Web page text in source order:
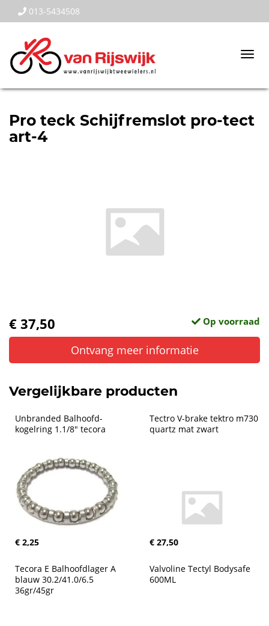
013-5434508
Pro teck Schijfremslot pro-tect
art-4
€ 37,50 Op voorraad
Ontvang meer informatie
Vergelijkbare producten
Unbranded Balhoofd-
kogelring 1.1/8" tecora
€ 2,25
Tectro V-brake tektro m730
quartz mat zwart
€ 27,50
Tecora E Balhoofdlager A
blauw 30.2/41.0/6.5
36gr/45gr
Valvoline Tectyl Bodysafe
600ML